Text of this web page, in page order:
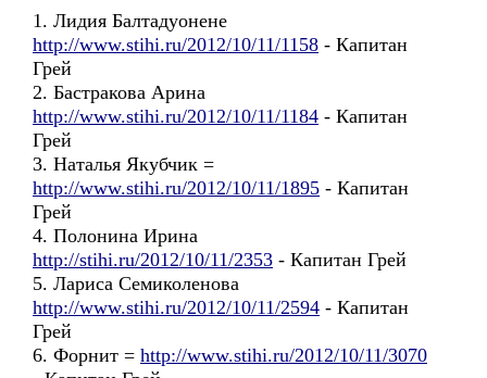
1. Лидия Балтадуонене
http://www.stihi.ru/2012/10/11/1158 - Капитан
Грей
2. Бастракова Арина
http://www.stihi.ru/2012/10/11/1184 - Капитан
Грей
3. Наталья Якубчик =
http://www.stihi.ru/2012/10/11/1895 - Капитан
Грей
4. Полонина Ирина
http://stihi.ru/2012/10/11/2353 - Капитан Грей
5. Лариса Семиколенова
http://www.stihi.ru/2012/10/11/2594 - Капитан
Грей
6. Форнит = http://www.stihi.ru/2012/10/11/3070